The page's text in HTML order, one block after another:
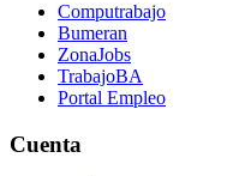
Computrabajo
Bumeran
ZonaJobs
TrabajoBA
Portal Empleo
Cuenta